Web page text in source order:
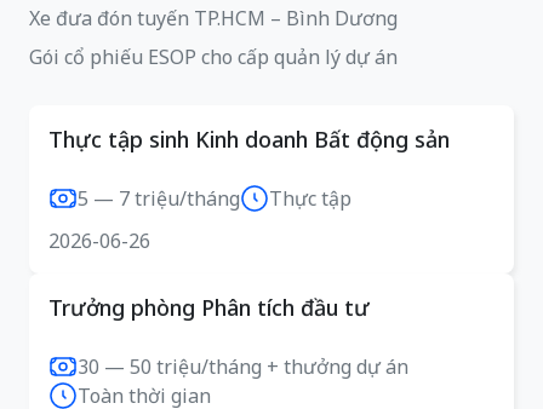
Xe đưa đón tuyến TP.HCM – Bình Dương
Gói cổ phiếu ESOP cho cấp quản lý dự án
Thực tập sinh Kinh doanh Bất động sản
5 — 7 triệu/tháng
Thực tập
2026-06-26
Trưởng phòng Phân tích đầu tư
30 — 50 triệu/tháng + thưởng dự án
Toàn thời gian